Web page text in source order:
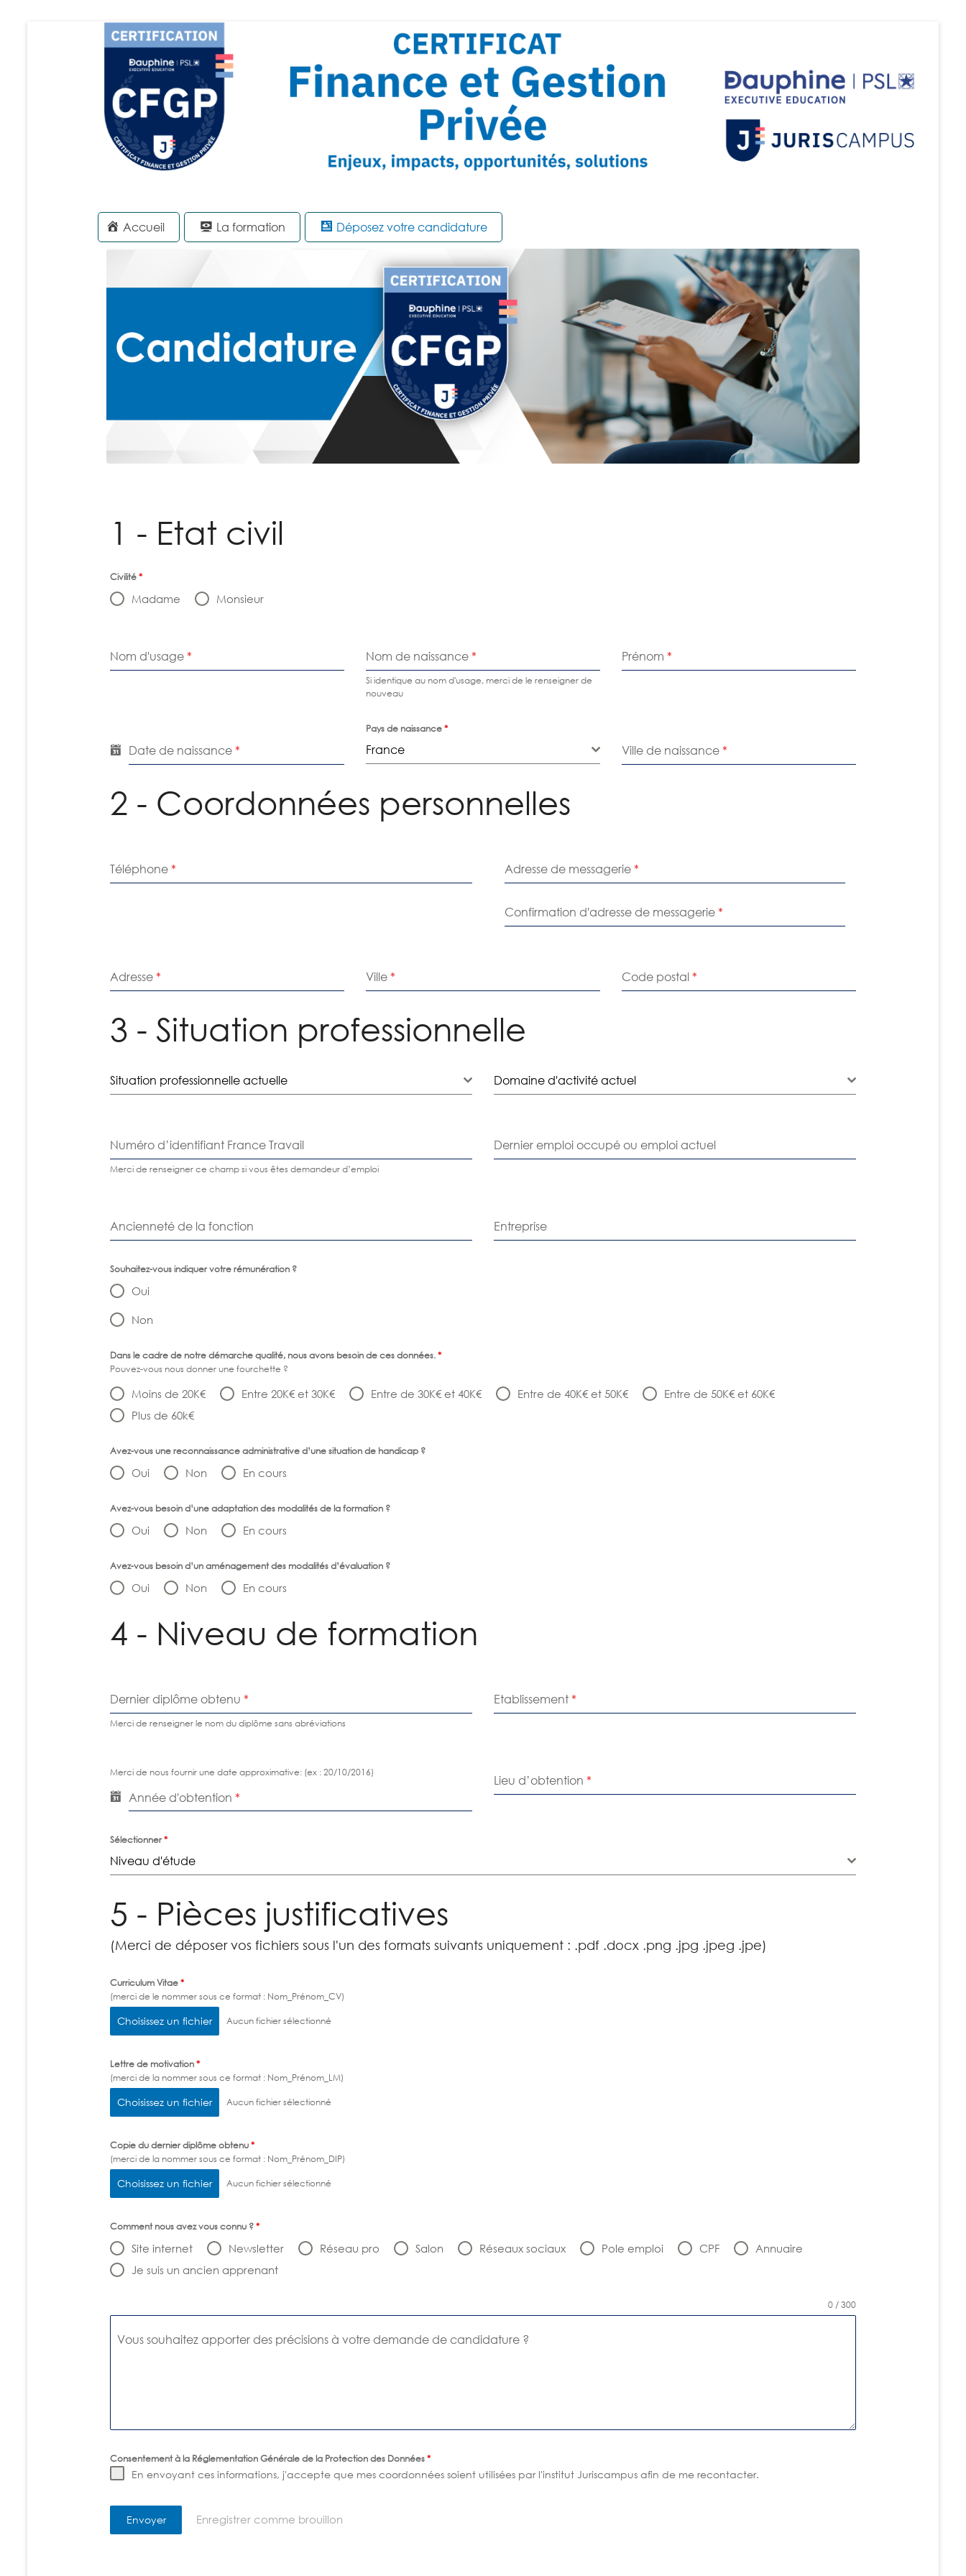
Accueil La formation Déposez votre candidature
1 - Etat civil
Civilité*
Madame Monsieur
Nom d'usage * Nom de naissance *
Si identique au nom d'usage, merci de le renseigner de
nouveau
Prénom *
Date de naissance *
Pays de naissance*
France Ville de naissance *
2 - Coordonnées personnelles
Téléphone * Adresse de messagerie *
Confirmation d'adresse de messagerie *
Adresse * Ville * Code postal *
3 - Situation professionnelle
Situation professionnelle actuelle Domaine d'activité actuel
Numéro d’identifiant France Travail
Merci de renseigner ce champ si vous êtes demandeur d’emploi
Dernier emploi occupé ou emploi actuel
Ancienneté de la fonction Entreprise
Souhaitez-vous indiquer votre rémunération ?
Oui
Non
Dans le cadre de notre démarche qualité, nous avons besoin de ces données.*
Pouvez-vous nous donner une fourchette ?
Moins de 20K€ Entre 20K€ et 30K€ Entre de 30K€ et 40K€ Entre de 40K€ et 50K€
Entre de 50K€ et 60K€
Plus de 60k€
Avez-vous une reconnaissance administrative d’une situation de handicap ?
Oui Non En cours
Avez-vous besoin d’une adaptation des modalités de la formation ?
Oui Non En cours
Avez-vous besoin d’un aménagement des modalités d’évaluation ?
Oui Non En cours
4 - Niveau de formation
Dernier diplôme obtenu *
Merci de renseigner le nom du diplôme sans abréviations
Etablissement *
Année d'obtention *
Merci de nous fournir une date approximative: (ex : 20/10/2016)
Lieu d’obtention *
Sélectionner*
Niveau d'étude
5 - Pièces justificatives
(Merci de déposer vos fichiers sous l'un des formats suivants uniquement : .pdf .docx .png .jpg .jpeg .jpe)
Curriculum Vitae*
(merci de le nommer sous ce format : Nom_Prénom_CV)
Choisissez un fichier Aucun fichier sélectionné
Lettre de motivation*
(merci de la nommer sous ce format : Nom_Prénom_LM)
Choisissez un fichier Aucun fichier sélectionné
Copie du dernier diplôme obtenu*
(merci de la nommer sous ce format : Nom_Prénom_DIP)
Choisissez un fichier Aucun fichier sélectionné
Comment nous avez vous connu ?*
Site internet Newsletter Réseau pro Salon Réseaux sociaux Pole emploi CPF
Annuaire
Je suis un ancien apprenant
Vous souhaitez apporter des précisions à votre demande de candidature ?
0 / 300
Consentement à la Réglementation Générale de la Protection des Données*
En envoyant ces informations, j'accepte que mes coordonnées soient utilisées par l'institut Juriscampus afin de me recontacter.
Envoyer Enregistrer comme brouillon